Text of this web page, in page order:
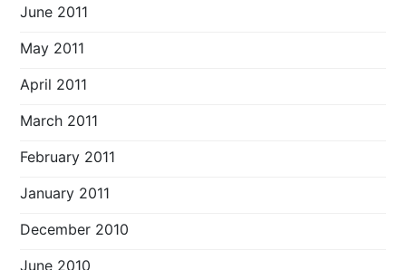
June 2011
May 2011
April 2011
March 2011
February 2011
January 2011
December 2010
June 2010